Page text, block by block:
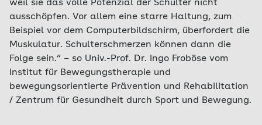
weil sie das volle Potenzial der Schulter nicht
ausschöpfen. Vor allem eine starre Haltung, zum
Beispiel vor dem Computerbildschirm, überfordert die
Muskulatur. Schulterschmerzen können dann die
Folge sein.“ – so Univ.-Prof. Dr. Ingo Froböse vom
Institut für Bewegungstherapie und
bewegungsorientierte Prävention und Rehabilitation
/ Zentrum für Gesundheit durch Sport und Bewegung.